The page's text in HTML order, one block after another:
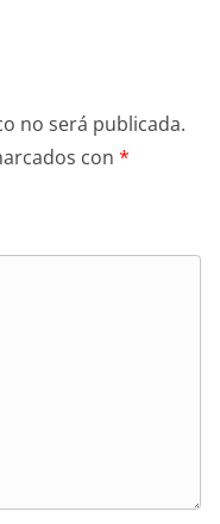
no será publicada.
con *